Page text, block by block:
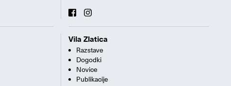
Vila Zlatica
Razstave
Dogodki
Novice
Publikacije